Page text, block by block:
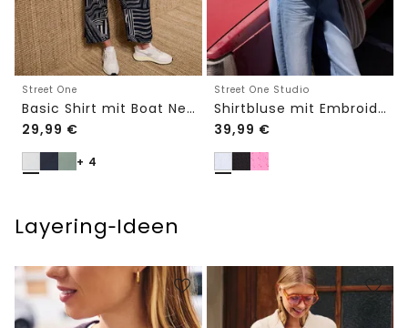
Street One
Basic Shirt mit Boat Neck und Elastikbund
29,99 €
+ 4
Street One Studio
Shirtbluse mit Embroidery-Front
39,99 €
Layering‑Ideen